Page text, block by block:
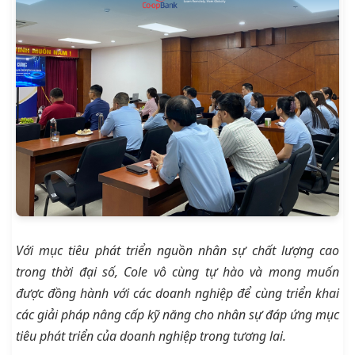
Với mục tiêu phát triển nguồn nhân sự chất lượng cao
trong thời đại số, Cole vô cùng tự hào và mong muốn
được đồng hành với các doanh nghiệp để cùng triển khai
các giải pháp nâng cấp kỹ năng cho nhân sự đáp ứng mục
tiêu phát triển của doanh nghiệp trong tương lai.